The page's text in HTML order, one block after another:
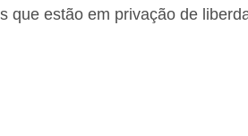
que estão em privação de